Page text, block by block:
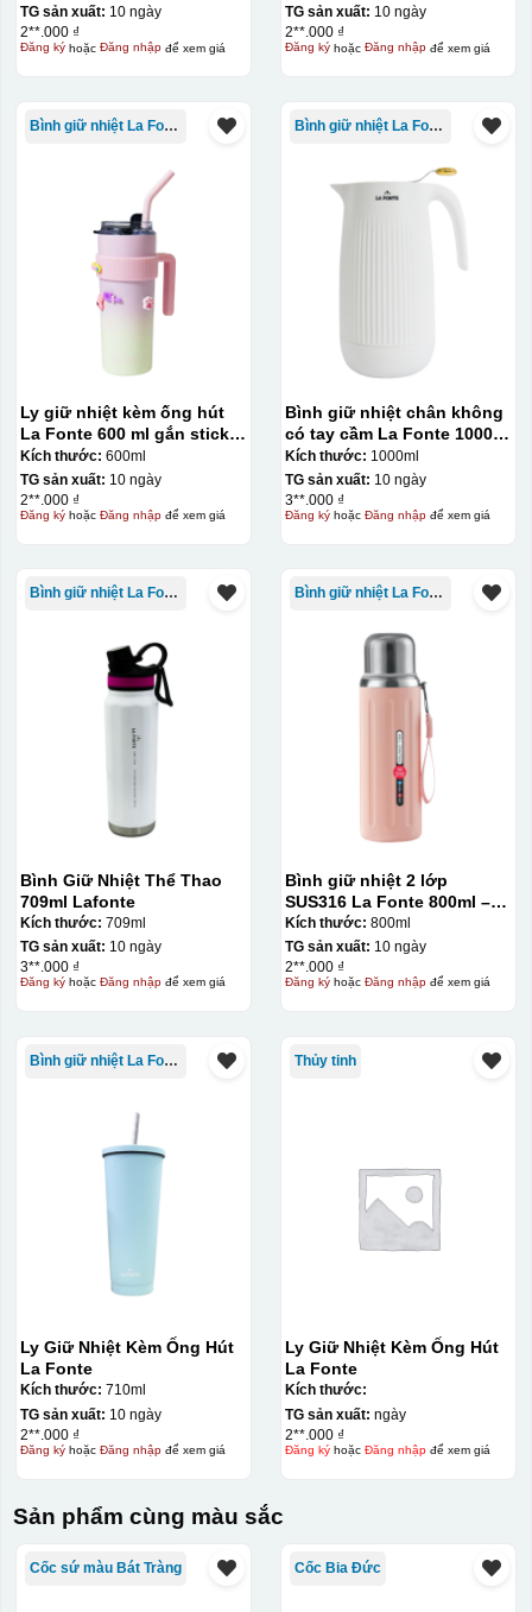
TG sản xuất: 10 ngày
2**.000 ₫
Đăng kýhoặc Đăng nhậpđể xem giá
TG sản xuất: 10 ngày
2**.000 ₫
Đăng kýhoặc Đăng nhậpđể xem giá
Bình giữ nhiệt La Fonte
Ly giữ nhiệt kèm ống hút
La Fonte 600 ml gắn sticker
– 012294
Kích thước: 600ml
TG sản xuất: 10 ngày
2**.000 ₫
Đăng kýhoặc Đăng nhậpđể xem giá
Bình giữ nhiệt La Fonte
Bình giữ nhiệt chân không
có tay cầm La Fonte 1000ml
– 011655
Kích thước: 1000ml
TG sản xuất: 10 ngày
3**.000 ₫
Đăng kýhoặc Đăng nhậpđể xem giá
Bình giữ nhiệt La Fonte
Bình Giữ Nhiệt Thể Thao
709ml Lafonte
Kích thước: 709ml
TG sản xuất: 10 ngày
3**.000 ₫
Đăng kýhoặc Đăng nhậpđể xem giá
Bình giữ nhiệt La Fonte
Bình giữ nhiệt 2 lớp
SUS316 La Fonte 800ml –
012720
Kích thước: 800ml
TG sản xuất: 10 ngày
2**.000 ₫
Đăng kýhoặc Đăng nhậpđể xem giá
Bình giữ nhiệt La Fonte
Ly Giữ Nhiệt Kèm Ống Hút
La Fonte
Kích thước: 710ml
TG sản xuất: 10 ngày
2**.000 ₫
Đăng kýhoặc Đăng nhậpđể xem giá
Thủy tinh
Ly Giữ Nhiệt Kèm Ống Hút
La Fonte
Kích thước:
TG sản xuất: ngày
2**.000 ₫
Đăng kýhoặc Đăng nhậpđể xem giá
Sản phẩm cùng màu sắc
Cốc sứ màu Bát Tràng Cốc Bia Đức